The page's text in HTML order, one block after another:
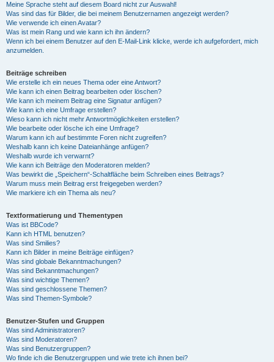
Meine Sprache steht auf diesem Board nicht zur Auswahl!
Was sind das für Bilder, die bei meinem Benutzernamen angezeigt werden?
Wie verwende ich einen Avatar?
Was ist mein Rang und wie kann ich ihn ändern?
Wenn ich bei einem Benutzer auf den E-Mail-Link klicke, werde ich aufgefordert, mich
anzumelden.
Beiträge schreiben
Wie erstelle ich ein neues Thema oder eine Antwort?
Wie kann ich einen Beitrag bearbeiten oder löschen?
Wie kann ich meinem Beitrag eine Signatur anfügen?
Wie kann ich eine Umfrage erstellen?
Wieso kann ich nicht mehr Antwortmöglichkeiten erstellen?
Wie bearbeite oder lösche ich eine Umfrage?
Warum kann ich auf bestimmte Foren nicht zugreifen?
Weshalb kann ich keine Dateianhänge anfügen?
Weshalb wurde ich verwarnt?
Wie kann ich Beiträge den Moderatoren melden?
Was bewirkt die „Speichern“-Schaltfläche beim Schreiben eines Beitrags?
Warum muss mein Beitrag erst freigegeben werden?
Wie markiere ich ein Thema als neu?
Textformatierung und Thementypen
Was ist BBCode?
Kann ich HTML benutzen?
Was sind Smilies?
Kann ich Bilder in meine Beiträge einfügen?
Was sind globale Bekanntmachungen?
Was sind Bekanntmachungen?
Was sind wichtige Themen?
Was sind geschlossene Themen?
Was sind Themen-Symbole?
Benutzer-Stufen und Gruppen
Was sind Administratoren?
Was sind Moderatoren?
Was sind Benutzergruppen?
Wo finde ich die Benutzergruppen und wie trete ich ihnen bei?